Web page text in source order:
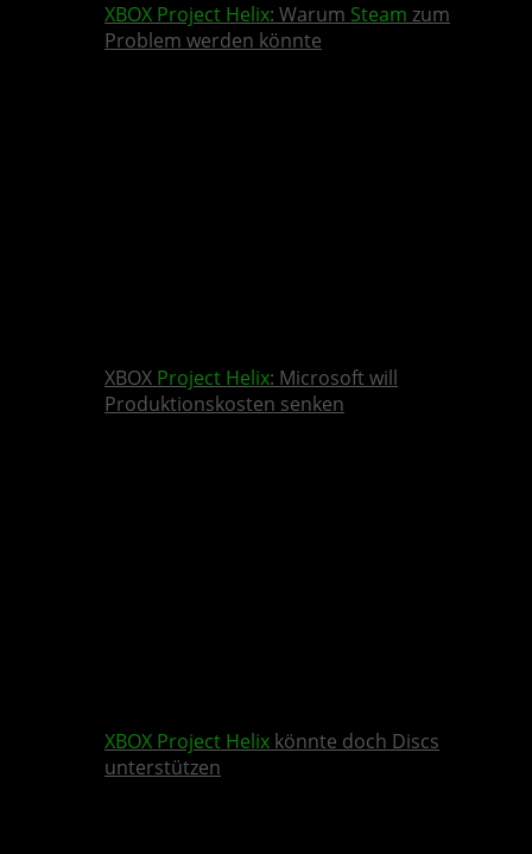
XBOX Project Helix: Warum Steam zum
Problem werden könnte
XBOX Project Helix: Microsoft will
Produktionskosten senken
XBOX Project Helix könnte doch Discs
unterstützen